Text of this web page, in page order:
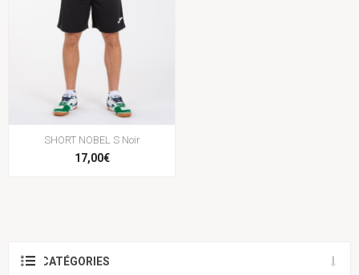
SHORT NOBEL S Noir
17,00€
CATÉGORIES